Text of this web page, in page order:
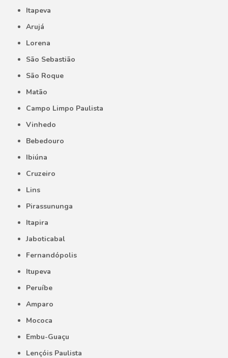
Itapeva
Arujá
Lorena
São Sebastião
São Roque
Matão
Campo Limpo Paulista
Vinhedo
Bebedouro
Ibiúna
Cruzeiro
Lins
Pirassununga
Itapira
Jaboticabal
Fernandópolis
Itupeva
Peruíbe
Amparo
Mococa
Embu-Guaçu
Lençóis Paulista